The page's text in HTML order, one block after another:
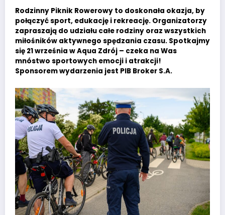
Rodzinny Piknik Rowerowy to doskonała okazja, by
połączyć sport, edukację i rekreację. Organizatorzy
zapraszają do udziału całe rodziny oraz wszystkich
miłośników aktywnego spędzania czasu. Spotkajmy
się 21 września w Aqua Zdrój – czeka na Was
mnóstwo sportowych emocji i atrakcji!
Sponsorem wydarzenia jest PIB Broker S.A.